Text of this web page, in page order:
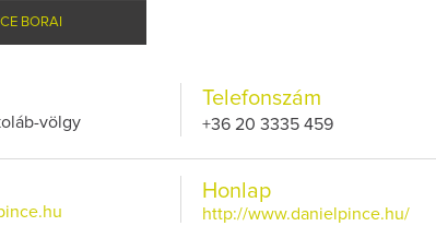
BORAI
völgy
Telefonszám
+36 20 3335 459
Honlap
http://www.danielpince.hu/